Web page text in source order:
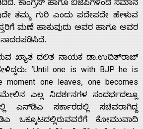
ಕಾಂಗ್ರೆಸ್ ಹಾಗೂ ಬಿಜೆಪಿಗಳಿಂದ ಸಮಾನ
ತಮ್ಮ ಗುರಿ ಎಂದು ಪದೇಪದೇ ಹೇಳುವ
ಮಣೆ ಹಾಕುವುದು ಅವರ ಹಾಗೂ ಅವರ
ಸಾದರಪಡಿಸಿದೆ.
ಖ್ಯಾತ ದಲಿತ ನಾಯಕ ಡಾ.ಉದಿತ್‌ರಾಜ್
‘Until one is with BJP he is
moment one leaves, one becomes
ಎಲ್ಲ ನಿದರ್ಶನಗಳ ಸಂದರ್ಭದಲ್ಲೂ
ಎನ್‌ಡಿಎ ಸರ್ಕಾರದಲ್ಲಿ ಸಚಿವರಾಗಿದ್ದ
ಒಕ್ಕೂಟದಲ್ಲಿರುವವರೆಗೆ ಕೋಮುವಾದಿ